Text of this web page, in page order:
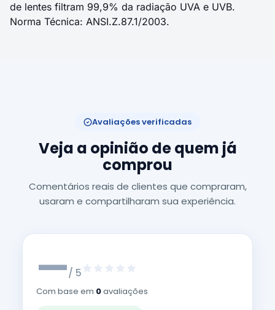
de lentes filtram 99,9% da radiação UVA e UVB.
Norma Técnica: ANSI.Z.87.1/2003.
Avaliações verificadas
Veja a opinião de quem já
comprou
Comentários reais de clientes que compraram,
usaram e compartilharam sua experiência.
—/ 5
Com base em 0avaliações